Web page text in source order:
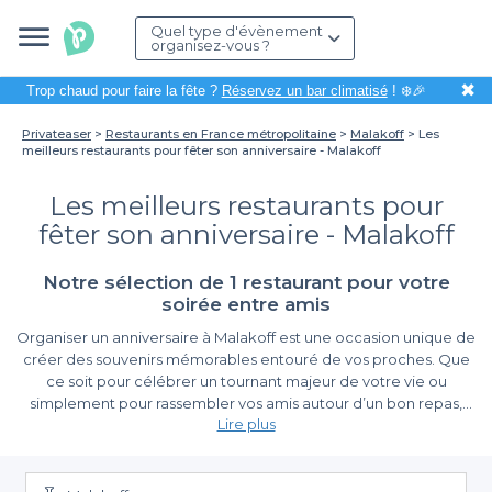
Quel type d'évènement
organisez-vous ?
Trop chaud pour faire la fête ? Réservez un bar climatisé! ❄️🎉 ✖
Privateaser Restaurants en France métropolitaine Malakoff
Les
meilleurs restaurants pour fêter son anniversaire - Malakoff
Les meilleurs restaurants pour
fêter son anniversaire - Malakoff
Notre sélection de 1 restaurant pour votre
soirée entre amis
Organiser un anniversaire à Malakoff est une occasion unique de
créer des souvenirs mémorables entouré de vos proches. Que
ce soit pour célébrer un tournant majeur de votre vie ou
simplement pour rassembler vos amis autour d’un bon repas,
choisir le bon restaurant est essentiel. À Malakoff, nous vous
anniversaire devient une fête inoubliable.
La simplicité de réservation avec Privateaser
Lire plus